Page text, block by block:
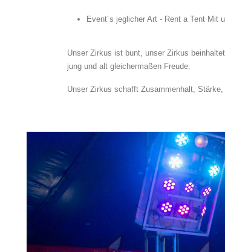
Event´s jeglicher Art - Rent a Tent Mit
Unser Zirkus ist bunt, unser Zirkus
jung und alt gleichermaßen Freude.
Unser Zirkus schafft Zusammenhalt,